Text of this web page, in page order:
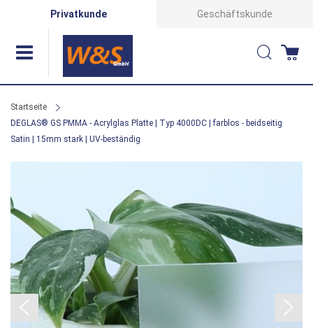
Privatkunde Geschäftskunde
Suche
Startseite
DEGLAS® GS PMMA - Acrylglas Platte | Typ 4000DC | farblos - beidseitig
Satin | 15mm stark | UV-beständig
Ende
der
Bildergalerie
springen